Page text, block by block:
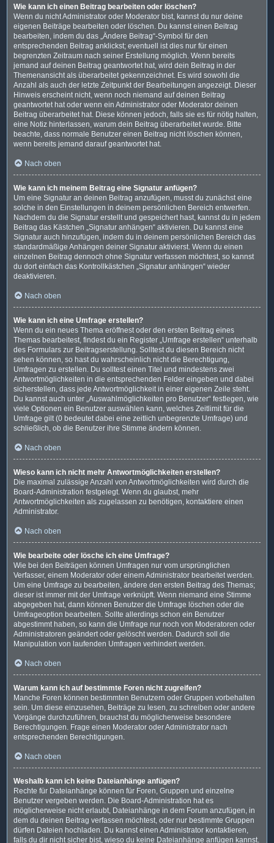
Wie kann ich einen Beitrag bearbeiten oder löschen?
Wenn du nicht Administrator oder Moderator bist, kannst du nur deine
eigenen Beiträge bearbeiten oder löschen. Du kannst einen Beitrag
bearbeiten, indem du das „Ändere Beitrag“-Symbol für den
entsprechenden Beitrag anklickst; eventuell ist dies nur für einen
begrenzten Zeitraum nach seiner Erstellung möglich. Wenn bereits
jemand auf deinen Beitrag geantwortet hat, wird dein Beitrag in der
Themenansicht als überarbeitet gekennzeichnet. Es wird sowohl die
Anzahl als auch der letzte Zeitpunkt der Bearbeitungen angezeigt. Dieser
Hinweis erscheint nicht, wenn noch niemand auf deinen Beitrag
geantwortet hat oder wenn ein Administrator oder Moderator deinen
Beitrag überarbeitet hat. Diese können jedoch, falls sie es für nötig halten,
eine Notiz hinterlassen, warum dein Beitrag überarbeitet wurde. Bitte
beachte, dass normale Benutzer einen Beitrag nicht löschen können,
wenn bereits jemand darauf geantwortet hat.
Nach oben
Wie kann ich meinem Beitrag eine Signatur anfügen?
Um eine Signatur an deinen Beitrag anzufügen, musst du zunächst eine
solche in den Einstellungen in deinem persönlichen Bereich entwerfen.
Nachdem du die Signatur erstellt und gespeichert hast, kannst du in jedem
Beitrag das Kästchen „Signatur anhängen“ aktivieren. Du kannst eine
Signatur auch hinzufügen, indem du in deinem persönlichen Bereich das
standardmäßige Anhängen deiner Signatur aktivierst. Wenn du einen
einzelnen Beitrag dennoch ohne Signatur verfassen möchtest, so kannst
du dort einfach das Kontrollkästchen „Signatur anhängen“ wieder
deaktivieren.
Nach oben
Wie kann ich eine Umfrage erstellen?
Wenn du ein neues Thema eröffnest oder den ersten Beitrag eines
Themas bearbeitest, findest du ein Register „Umfrage erstellen“ unterhalb
des Formulars zur Beitragserstellung. Solltest du diesen Bereich nicht
sehen können, so hast du wahrscheinlich nicht die Berechtigung,
Umfragen zu erstellen. Du solltest einen Titel und mindestens zwei
Antwortmöglichkeiten in die entsprechenden Felder eingeben und dabei
sicherstellen, dass jede Antwortmöglichkeit in einer eigenen Zeile steht.
Du kannst auch unter „Auswahlmöglichkeiten pro Benutzer“ festlegen, wie
viele Optionen ein Benutzer auswählen kann, welches Zeitlimit für die
Umfrage gilt (0 bedeutet dabei eine zeitlich unbegrenzte Umfrage) und
schließlich, ob die Benutzer ihre Stimme ändern können.
Nach oben
Wieso kann ich nicht mehr Antwortmöglichkeiten erstellen?
Die maximal zulässige Anzahl von Antwortmöglichkeiten wird durch die
Board-Administration festgelegt. Wenn du glaubst, mehr
Antwortmöglichkeiten als zugelassen zu benötigen, kontaktiere einen
Administrator.
Nach oben
Wie bearbeite oder lösche ich eine Umfrage?
Wie bei den Beiträgen können Umfragen nur vom ursprünglichen
Verfasser, einem Moderator oder einem Administrator bearbeitet werden.
Um eine Umfrage zu bearbeiten, ändere den ersten Beitrag des Themas;
dieser ist immer mit der Umfrage verknüpft. Wenn niemand eine Stimme
abgegeben hat, dann können Benutzer die Umfrage löschen oder die
Umfrageoption bearbeiten. Sollte allerdings schon ein Benutzer
abgestimmt haben, so kann die Umfrage nur noch von Moderatoren oder
Administratoren geändert oder gelöscht werden. Dadurch soll die
Manipulation von laufenden Umfragen verhindert werden.
Nach oben
Warum kann ich auf bestimmte Foren nicht zugreifen?
Manche Foren können bestimmten Benutzern oder Gruppen vorbehalten
sein. Um diese einzusehen, Beiträge zu lesen, zu schreiben oder andere
Vorgänge durchzuführen, brauchst du möglicherweise besondere
Berechtigungen. Frage einen Moderator oder Administrator nach
entsprechenden Berechtigungen.
Nach oben
Weshalb kann ich keine Dateianhänge anfügen?
Rechte für Dateianhänge können für Foren, Gruppen und einzelne
Benutzer vergeben werden. Die Board-Administration hat es
möglicherweise nicht erlaubt, Dateianhänge in dem Forum anzufügen, in
dem du deinen Beitrag verfassen möchtest, oder nur bestimmte Gruppen
dürfen Dateien hochladen. Du kannst einen Administrator kontaktieren,
falls du dir nicht sicher bist, wieso du keine Dateianhänge anfügen kannst.